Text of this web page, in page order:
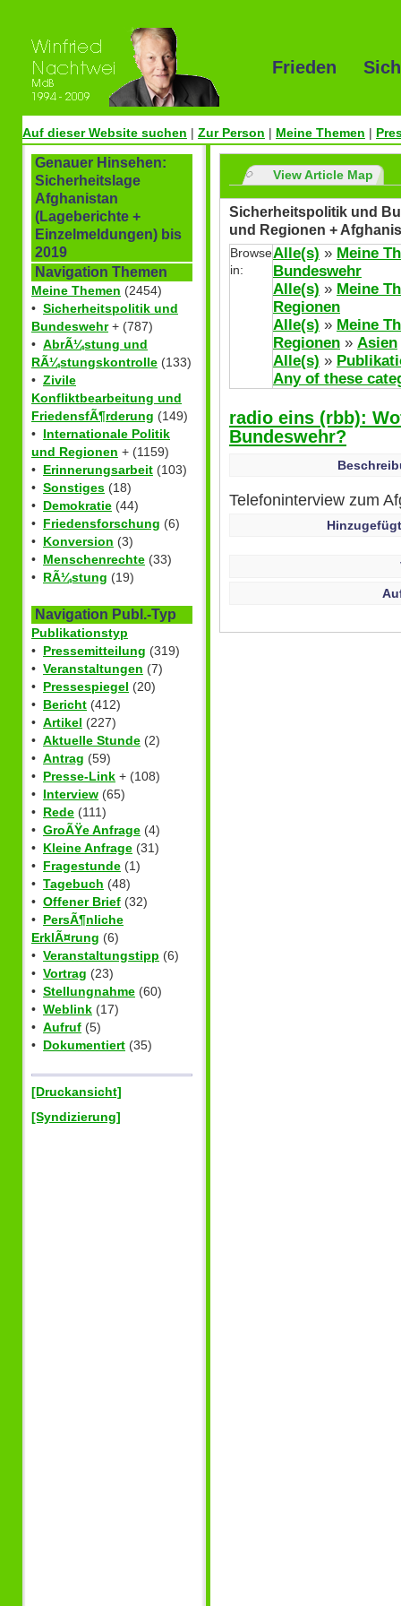
Frieden
Auf dieser Website suchen | Zur Person | Meine Themen |
Genauer Hinsehen:
Sicherheitslage
Afghanistan
(Lageberichte +
Einzelmeldungen) bis
2019
Navigation Themen
Meine Themen (2454)
• Sicherheitspolitik und
Bundeswehr+ (787)
• AbrÃ¼stung und
RÃ¼stungskontrolle (133)
• Zivile
Konfliktbearbeitung und
FriedensfÃ¶rderung (149)
• Internationale Politik
und Regionen + (1159)
• Erinnerungsarbeit (103)
• Sonstiges (18)
• Demokratie (44)
• Friedensforschung (6)
• Konversion (3)
• Menschenrechte (33)
• RÃ¼stung (19)
Navigation Publ.-Typ
Publikationstyp
• Pressemitteilung (319)
• Veranstaltungen (7)
• Pressespiegel (20)
• Bericht (412)
• Artikel (227)
• Aktuelle Stunde (2)
• Antrag (59)
• Presse-Link + (108)
• Interview (65)
• Rede (111)
• GroÃŸe Anfrage (4)
• Kleine Anfrage (31)
• Fragestunde (1)
• Tagebuch (48)
• Offener Brief (32)
• PersÃ¶nliche
ErklÃ¤rung (6)
• Veranstaltungstipp (6)
• Vortrag (23)
• Stellungnahme (60)
• Weblink (17)
• Aufruf (5)
• Dokumentiert (35)
[Druckansicht]
[Syndizierung]
View Article Map
Sicherheitspolitik und
und Regionen +
Browse
in:
Alle(s) » Meine
Bundeswehr
Alle(s) » Meine
Regionen
Alle(s) » Meine
Regionen » Asien
Alle(s) »
Any of these
radio eins (rbb):
Bundeswehr?
Telefoninterview zum